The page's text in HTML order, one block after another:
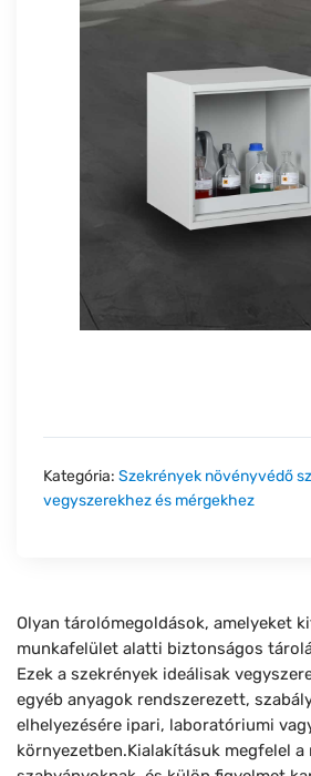
Kategória: Szekrények növényvédő
vegyszerekhez és mérgekhez
Olyan tárolómegoldások, amelyeket
munkafelület alatti biztonságos
Ezek a szekrények ideálisak
egyéb anyagok rendszerezett,
elhelyezésére ipari, laboratóriumi
környezetben.Kialakításuk megfelel a